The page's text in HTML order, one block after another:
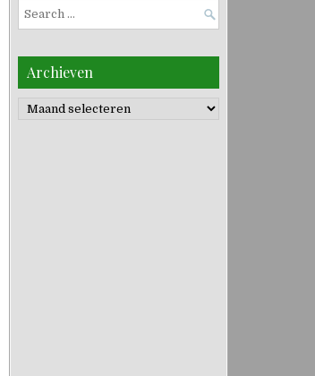
Search
for:
Archieven
Archieven